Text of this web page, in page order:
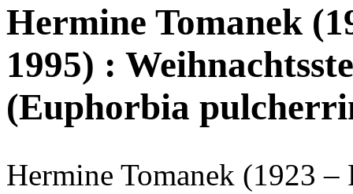
Hermine Tomanek
1995) :
(Euphorbia
Hermine Tomanek (1923 –